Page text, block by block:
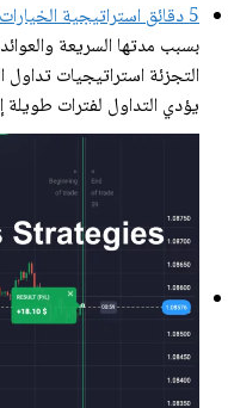
5 دقائق استراتيجية الخيارات الثنائية
بسبب مدتها السريعة
يؤدي التداول لفترات